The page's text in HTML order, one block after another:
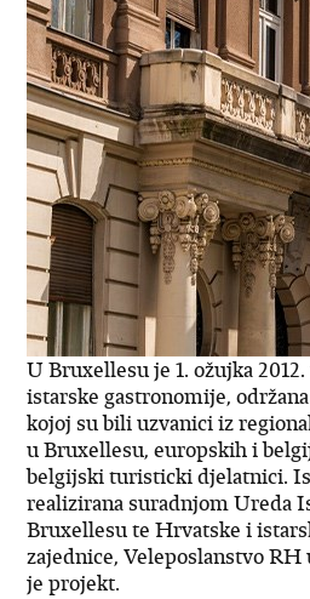
U Bruxellesu je 1. ožujka
istarske gastronomije,
kojoj su bili uzvanici iz
u Bruxellesu, europskih i
belgijski turisticki djelatnici.
realizirana suradnjom Ureda
Bruxellesu te Hrvatske i
zajednice, Veleposlanstvo
je projekt.